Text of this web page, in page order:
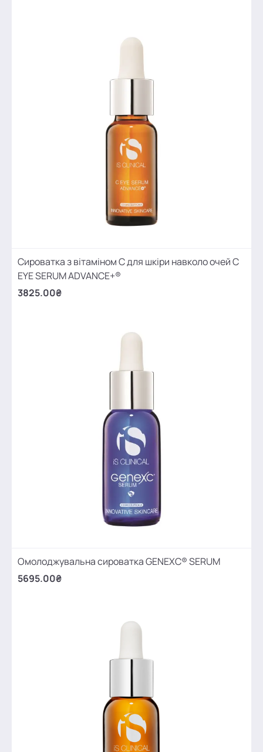
Сироватка з вітаміном С для шкіри навколо очей C
EYE SERUM ADVANCE+®
3825.00₴
Омолоджувальна сироватка GENEXC® SERUM
5695.00₴